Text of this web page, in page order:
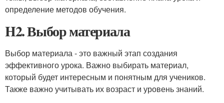
определение методов обучения.
H2. Выбор материала
Выбор материала - это важный этап создания
эффективного урока. Важно выбирать материал,
который будет интересным и понятным для учеников.
Также важно учитывать их возраст и уровень знаний.